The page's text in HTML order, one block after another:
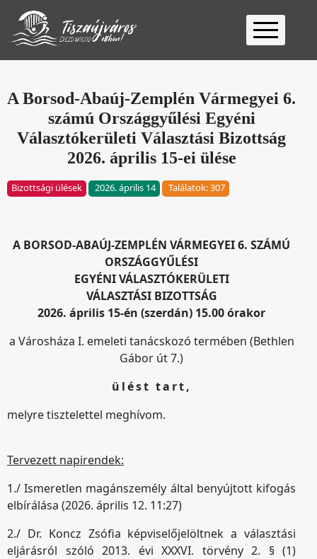
Kezdőlap
Ügyfélfogadás
Ügyintézés
Választás
A Borsod-Abaúj-Zemplén Vármegyei 6.
számú Országgyűlési Egyéni
Választókerületi Választási Bizottság
2026. április 15-ei ülése
Bizottsági ülések 2026. április 14 Találatok: 307
A BORSOD-ABAÚJ-ZEMPLÉN VÁRMEGYEI 6. SZÁMÚ
ORSZÁGGYŰLÉSI
EGYÉNI VÁLASZTÓKERÜLETI
VÁLASZTÁSI BIZOTTSÁG
2026. április 15-én (szerdán) 15.00 órakor
a Városháza I. emeleti tanácskozó termében (Bethlen
Gábor út 7.)
ülést tart,
melyre tisztelettel meghívom.
Tervezett napirendek:
1./ Ismeretlen magánszemély által benyújtott kifogás
elbírálása (2026. április 12. 11:27)
2./ Dr. Koncz Zsófia képviselőjelöltnek a választási
eljárásról szóló 2013. évi XXXVI. törvény 2. § (1)